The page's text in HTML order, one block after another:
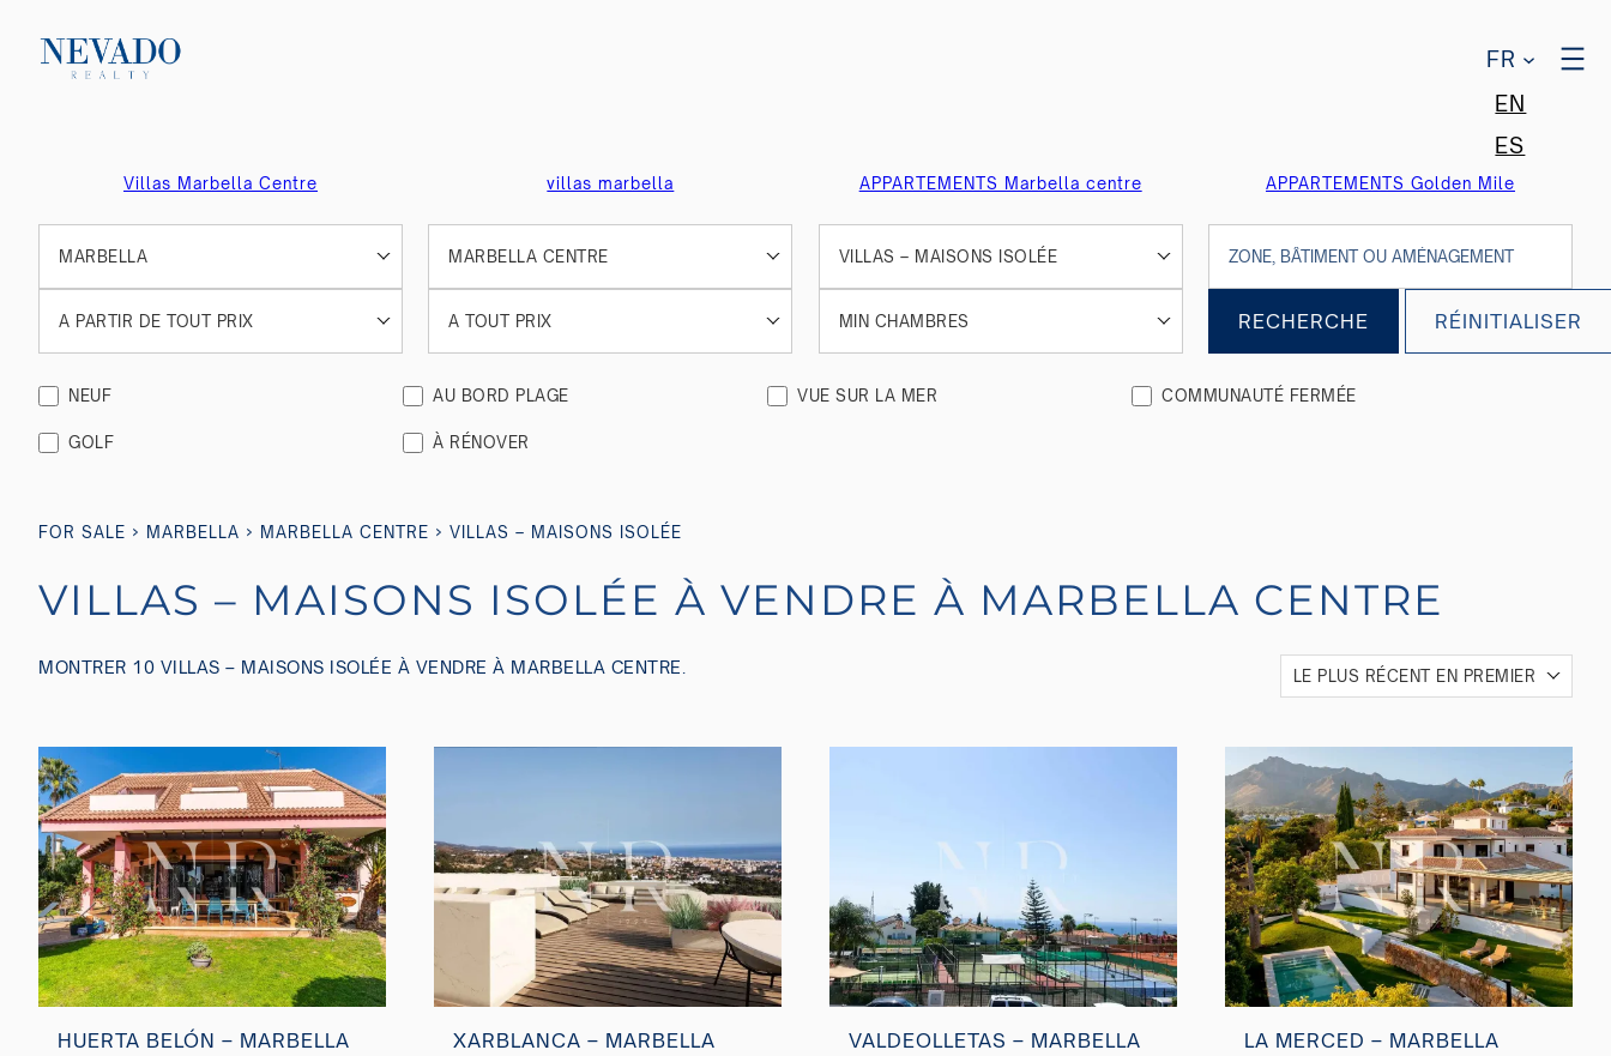
FR
EN
ES
Villas Marbella Centre villas marbella APPARTEMENTS Marbella centre APPARTEMENTS Golden Mile
MARBELLA MARBELLA CENTRE VILLAS – MAISONS ISOLÉE
A PARTIR DE TOUT PRIX A TOUT PRIX MIN CHAMBRES RECHERCHE RÉINITIALISER
NEUF AU BORD PLAGE VUE SUR LA MER COMMUNAUTÉ FERMÉE
GOLF À RÉNOVER
FOR SALE › MARBELLA › MARBELLA CENTRE › VILLAS – MAISONS ISOLÉE
VILLAS – MAISONS ISOLÉE À VENDRE À MARBELLA CENTRE
MONTRER 10 VILLAS – MAISONS ISOLÉE À VENDRE À MARBELLA CENTRE. LE PLUS RÉCENT EN PREMIER
HUERTA BELÓN – MARBELLA
XARBLANCA – MARBELLA
VALDEOLLETAS – MARBELLA
LA MERCED – MARBELLA